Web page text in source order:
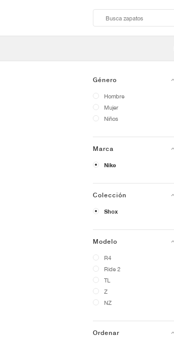
Género
Hombre
Mujer
Niños
Marca
Nike
Colección
Shox
Modelo
R4
Ride 2
TL
Z
NZ
Ordenar